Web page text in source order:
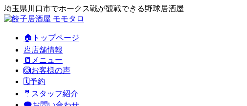
埼玉県川口市でホークス戦が観戦できる野球居酒屋
🏠トップページ
🥟店舗情報
📒メニュー
🙆お客様の声
🗓️予約
🤵スタッフ紹介